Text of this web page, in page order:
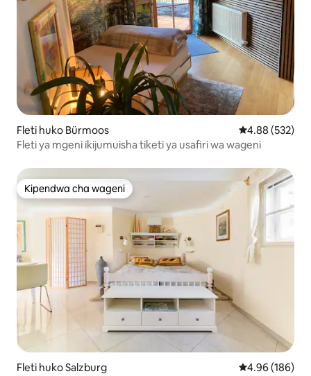
Fleti huko Bürmoos Ukadiriaji wa
4.88 (532)
Fleti ya mgeni ikijumuisha tiketi ya usafiri wa wageni
Kipendwa cha wageni
Kipendwa cha wageni
Fleti huko Salzburg Ukadiriaji wa
4.96 (186)